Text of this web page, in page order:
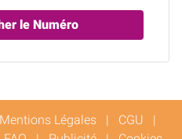
le Numéro
Mentions Légales | CGU |